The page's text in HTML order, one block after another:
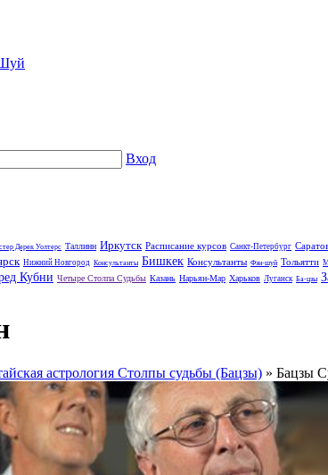
Вход
Дерек Уолтерс Таллинн Иркутск Расписание курсов Санкт-Петербург
Нижний Новгород Консультанты Бишкек Консультанты Фэн-шуй Тольятти
Кубни Четыре Столпа Судьбы Казань Нарьян-Мар Харьков Луганск Ба-цзы
астрология Столпы судьбы (Бацзы) » Бацзы